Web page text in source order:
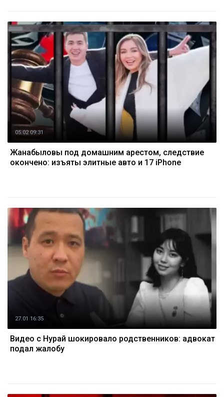
05.02 09:31
Жанабыловы под домашним арестом, следствие
окончено: изъяты элитные авто и 17 iPhone
27.01 16:35
Видео с Нурай шокировало родственников: адвокат
подал жалобу